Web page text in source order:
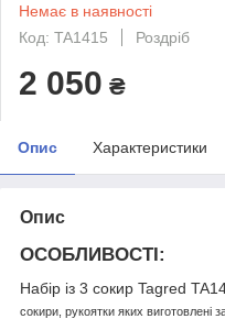
Немає в наявності
Код: TA1415
Роздріб
2 050 ₴
Опис Характеристики
Опис
ОСОБЛИВОСТІ:
Набір із 3 сокир Tagred
сокири, рукоятки яких виготовлені